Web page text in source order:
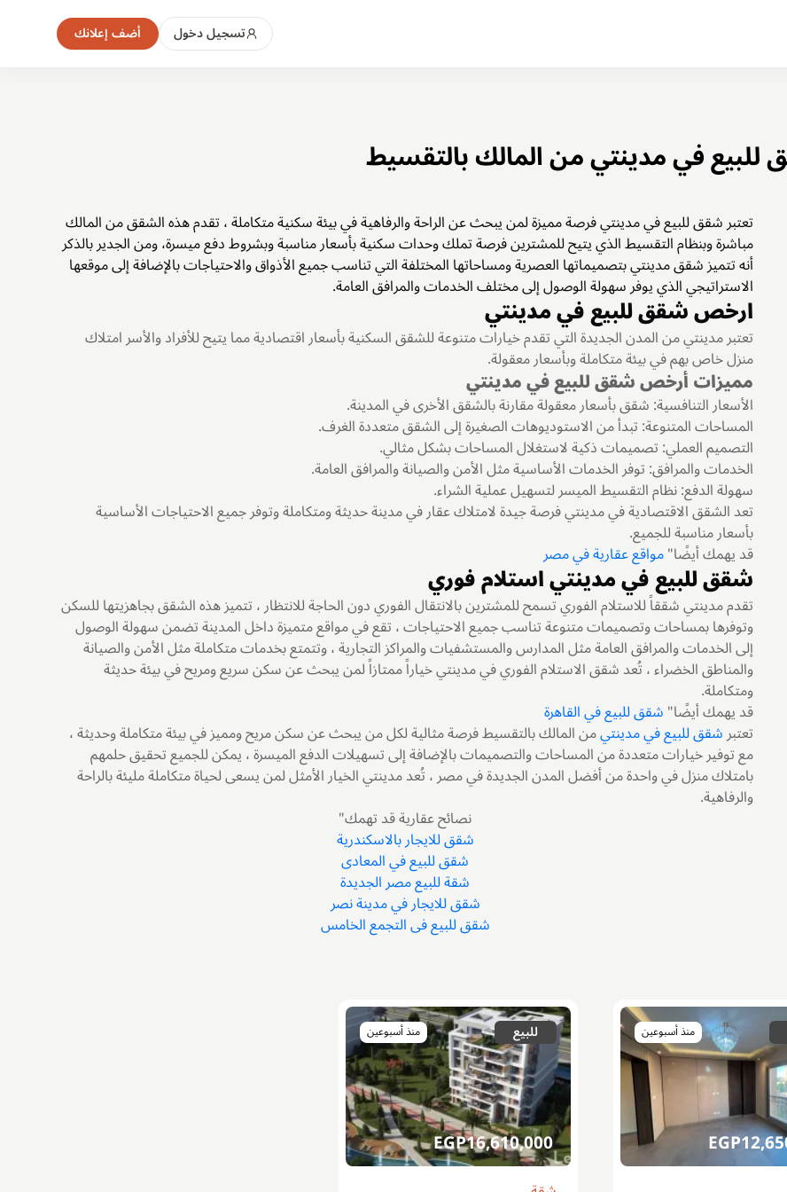
تسجيل دخول أضف إعلانك
في مدينتي من المالك بالتقسيط
تعتبر شقق للبيع في مدينتي فرصة مميزة لمن يبحث عن الراحة والرفاهية في بيئة سكنية متكاملة ، تقدم هذه الشقق من المالك
مباشرة وبنظام التقسيط الذي يتيح للمشترين فرصة تملك وحدات سكنية بأسعار مناسبة وبشروط دفع ميسرة، ومن الجدير بالذكر
أنه تتميز شقق مدينتي بتصميماتها العصرية ومساحاتها المختلفة التي تناسب جميع الأذواق والاحتياجات بالإضافة إلى موقعها
الاستراتيجي الذي يوفر سهولة الوصول إلى مختلف الخدمات والمرافق العامة.
ارخص شقق للبيع في مدينتي
تعتبر مدينتي من المدن الجديدة التي تقدم خيارات متنوعة للشقق السكنية بأسعار اقتصادية مما يتيح للأفراد والأسر امتلاك
منزل خاص بهم في بيئة متكاملة وبأسعار معقولة.
مميزات أرخص شقق للبيع في مدينتي
الأسعار التنافسية: شقق بأسعار معقولة مقارنة بالشقق الأخرى في المدينة.
المساحات المتنوعة: تبدأ من الاستوديوهات الصغيرة إلى الشقق متعددة الغرف.
التصميم العملي: تصميمات ذكية لاستغلال المساحات بشكل مثالي.
الخدمات والمرافق: توفر الخدمات الأساسية مثل الأمن والصيانة والمرافق العامة.
سهولة الدفع: نظام التقسيط الميسر لتسهيل عملية الشراء.
تعد الشقق الاقتصادية في مدينتي فرصة جيدة لامتلاك عقار في مدينة حديثة ومتكاملة وتوفر جميع الاحتياجات الأساسية
بأسعار مناسبة للجميع.
قد يهمك أيضًا"مواقع عقارية في مصر
شقق للبيع في مدينتي استلام فوري
تقدم مدينتي شققاً للاستلام الفوري تسمح للمشترين بالانتقال الفوري دون الحاجة للانتظار ، تتميز هذه الشقق بجاهزيتها للسكن
وتوفرها بمساحات وتصميمات متنوعة تناسب جميع الاحتياجات ، تقع في مواقع متميزة داخل المدينة تضمن سهولة الوصول
إلى الخدمات والمرافق العامة مثل المدارس والمستشفيات والمراكز التجارية ، وتتمتع بخدمات متكاملة مثل الأمن والصيانة
والمناطق الخضراء ، تُعد شقق الاستلام الفوري في مدينتي خياراً ممتازاً لمن يبحث عن سكن سريع ومريح في بيئة حديثة
ومتكاملة.
قد يهمك أيضًا"شقق للبيع في القاهرة
تعتبرشقق للبيع في مدينتيمن المالك بالتقسيط فرصة مثالية لكل من يبحث عن سكن مريح ومميز في بيئة متكاملة وحديثة ،
مع توفير خيارات متعددة من المساحات والتصميمات بالإضافة إلى تسهيلات الدفع الميسرة ، يمكن للجميع تحقيق حلمهم
بامتلاك منزل في واحدة من أفضل المدن الجديدة في مصر ، تُعد مدينتي الخيار الأمثل لمن يسعى لحياة متكاملة مليئة بالراحة
والرفاهية.
نصائح عقارية قد تهمك"
شقق للايجار بالاسكندرية
شقق للبيع في المعادى
شقة للبيع مصر الجديدة
شقق للايجار في مدينة نصر
شقق للبيع فى التجمع الخامس
منذ أسبوعين
EGP
للبيع منذ أسبوعين
16,610,000
EGP